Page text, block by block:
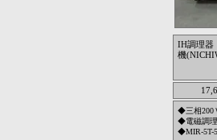
IH調理器
機
◆三相200
◆電磁調
◆MIR-5T-